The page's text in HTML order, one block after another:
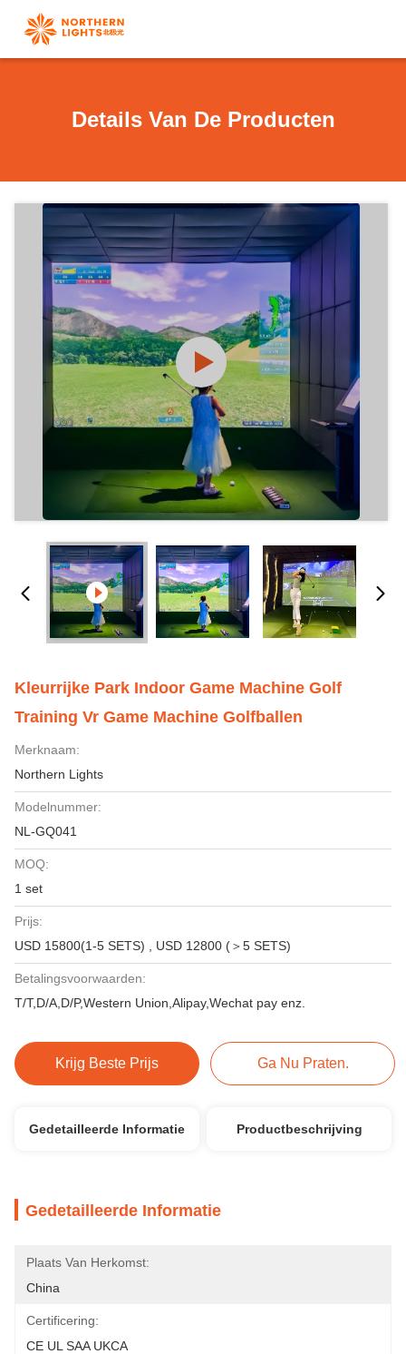
Details Van De Producten
Kleurrijke Park Indoor Game Machine Golf
Training Vr Game Machine Golfballen
Merknaam:
Northern Lights
Modelnummer:
NL-GQ041
MOQ:
1 set
Prijs:
USD 15800(1-5 SETS) , USD 12800 (＞5 SETS)
Betalingsvoorwaarden:
T/T,D/A,D/P,Western Union,Alipay,Wechat pay enz.
Krijg Beste Prijs Ga Nu Praten.
Gedetailleerde Informatie Productbeschrijving
Gedetailleerde Informatie
Plaats Van Herkomst:
China
Certificering:
CE UL SAA UKCA